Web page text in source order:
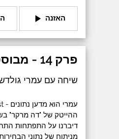
האזנה play_arrow
פרק 14 - מבוסס נתונים
שיחה עם עמרי
ההייטק של "דה מרקר"
דיברנו על התפתחות
מניתוח של נתוני